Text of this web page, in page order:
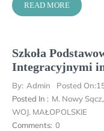
READ MORE
Szkoła
Integracyjnymi
By: Admin Posted On:
Posted In : M. Nowy Sącz,
WOJ. MAŁOPOLSKIE
Comments: 0